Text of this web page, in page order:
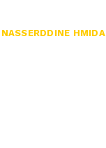
NASSERDDINE HMIDA